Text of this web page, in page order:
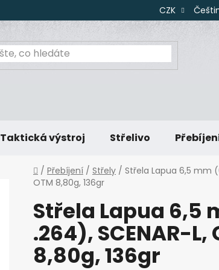
CZK
Taktická výstroj Střelivo
Domů
/ Přebíjení / Střely / Střela Lapua 6,5 mm
OTM 8,80g, 136gr
Střela Lapua 6,5
.264), SCENAR-L,
8,80g, 136gr